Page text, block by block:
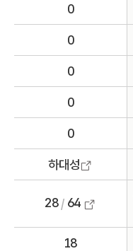
0
0
0
0
0
하대성
28/64
18